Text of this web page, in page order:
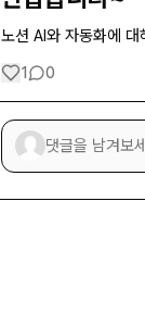
노션 AI와 자동화에
1 0
댓글을 남겨보